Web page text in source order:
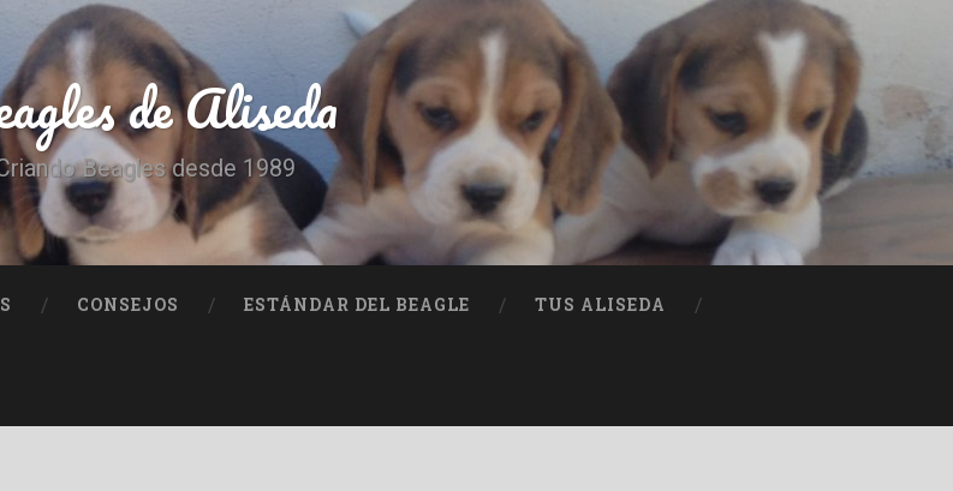
de Aliseda
Beagles desde 1989
CONSEJOS ESTÁNDAR DEL BEAGLE TUS ALISEDA